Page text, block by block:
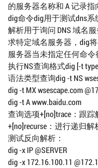
的服务器名称和 A 记录
dig命令dig用于测试dns
解析用于询问 DNS 域名
求特定域名服务器，dig
服务器当未指定任何命令
执行NS查询格式dig [-t
语法类型查询dig -t NS
dig -t MX wsescape.com
dig -t A www.baidu.com
查询选项+[no]trace：跟
+[no]recurse：进行递归解
测试反向解析：
dig -x IP @SERVER
dig -x 172.16.100.11